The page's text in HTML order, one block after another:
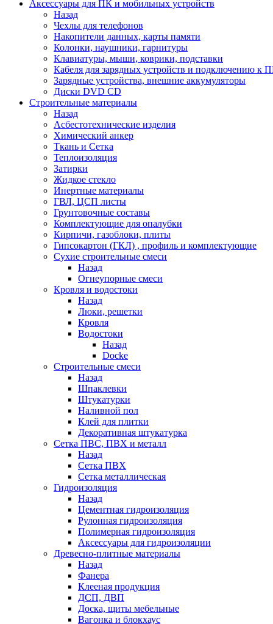
Аксессуары для ПК и мобильных устройств
Назад
Чехлы для телефонов
Накопители данных, карты памяти
Колонки, наушники, гарнитуры
Клавиатуры, мыши, коврики, подставки
Кабеля для зарядных устройств и подключению к
Зарядные устройства, внешние аккумуляторы
Диски DVD CD
Строительные материалы
Назад
Асбестотехнические изделия
Химический анкер
Ткань и Сетка
Теплоизоляция
Затирки
Жидкое стекло
Инертные материалы
ГВЛ, ЦСП листы
Грунтовочные составы
Комплектующие для опалубки
Кирпичи, газоблоки, плиты
Гипсокартон (ГКЛ) , профиль и комплектующие
Сухие строительные смеси
Назад
Огнеупорные смеси
Кровля и водостоки
Назад
Люки, решетки
Кровля
Водостоки
Назад
Docke
Строительные смеси
Назад
Шпаклевки
Штукатурки
Наливной пол
Клей для плитки
Декоративная штукатурка
Сетка ПВС, ПВХ и металл
Назад
Сетка ПВХ
Сетка металлическая
Гидроизоляция
Назад
Цементная гидроизоляция
Рулонная гидроизоляция
Полимерная гидроизоляция
Аксессуары для гидроизоляции
Древесно-плитные материалы
Назад
Фанера
Клееная продукция
ДСП, ДВП
Доска, щиты мебельные
Вагонка и блокхаус